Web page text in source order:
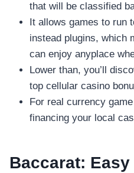
สินค้าตามแบรนด์
that will be classified
It allows games to run
instead plugins, which
can enjoy anyplace
Lower than, you’ll
top cellular casino
For real currency
financing your local
Baccarat: